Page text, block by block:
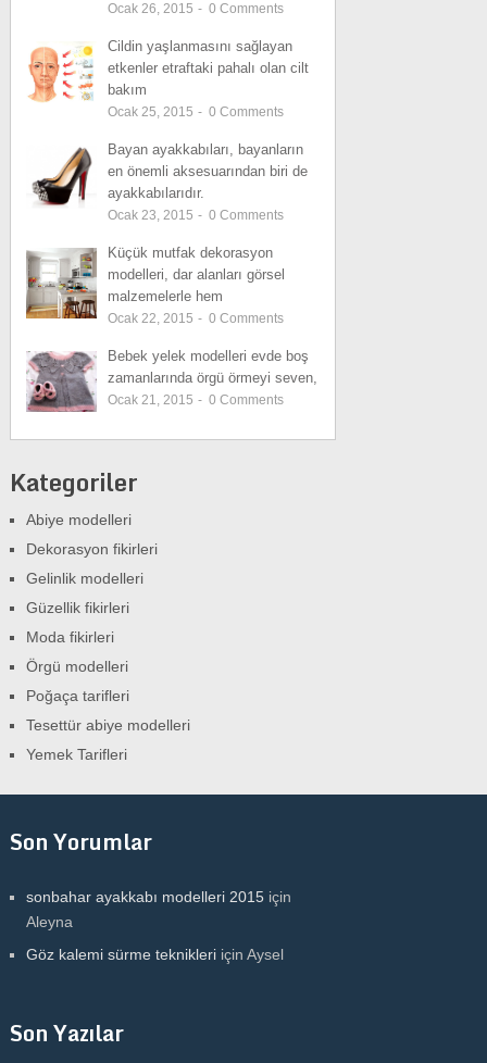
Ocak 26, 2015 - 0 Comments
Cildin yaşlanmasını sağlayan
etkenler etraftaki pahalı olan cilt
bakım
Ocak 25, 2015 - 0 Comments
Bayan ayakkabıları, bayanların
en önemli aksesuarından biri de
ayakkabılarıdır.
Ocak 23, 2015 - 0 Comments
Küçük mutfak dekorasyon
modelleri, dar alanları görsel
malzemelerle hem
Ocak 22, 2015 - 0 Comments
Bebek yelek modelleri evde boş
zamanlarında örgü örmeyi seven,
Ocak 21, 2015 - 0 Comments
Kategoriler
Abiye modelleri
Dekorasyon fikirleri
Gelinlik modelleri
Güzellik fikirleri
Moda fikirleri
Örgü modelleri
Poğaça tarifleri
Tesettür abiye modelleri
Yemek Tarifleri
Son Yorumlar
sonbahar ayakkabı modelleri 2015için
Aleyna
Göz kalemi sürme teknikleriiçin Aysel
Son Yazılar